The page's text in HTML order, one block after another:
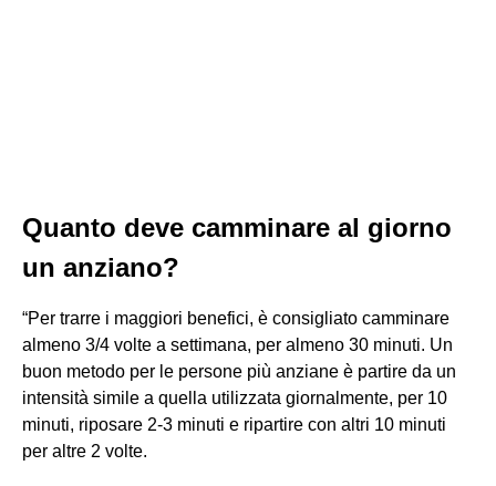
Quanto deve camminare al giorno
un anziano?
“Per trarre i maggiori benefici, è consigliato camminare
almeno 3/4 volte a settimana, per almeno 30 minuti. Un
buon metodo per le persone più anziane è partire da un
intensità simile a quella utilizzata giornalmente, per 10
minuti, riposare 2-3 minuti e ripartire con altri 10 minuti
per altre 2 volte.